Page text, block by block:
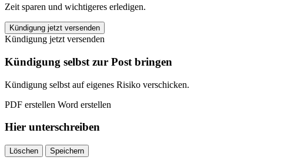
Zeit sparen und wichtigeres erledigen.
Concodia
Krankenversicherung
kündigen
quantity
Kündigung jetzt versenden
Kündigung jetzt versenden
Kündigung selbst zur Post bringen
Kündigung selbst auf eigenes Risiko verschicken.
PDF erstellen Word erstellen
Hier unterschreiben
Löschen Speichern